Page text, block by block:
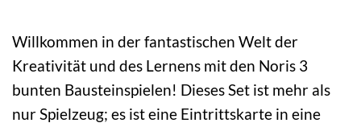
Willkommen in der fantastischen Welt der
Kreativität und des Lernens mit den Noris 3
bunten Bausteinspielen! Dieses Set ist mehr als
nur Spielzeug; es ist eine Eintrittskarte in eine